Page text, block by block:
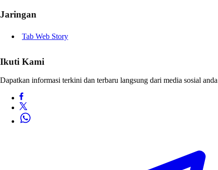
Jaringan
Tab Web Story
Ikuti Kami
Dapatkan informasi terkini dan terbaru langsung dari media sosial anda